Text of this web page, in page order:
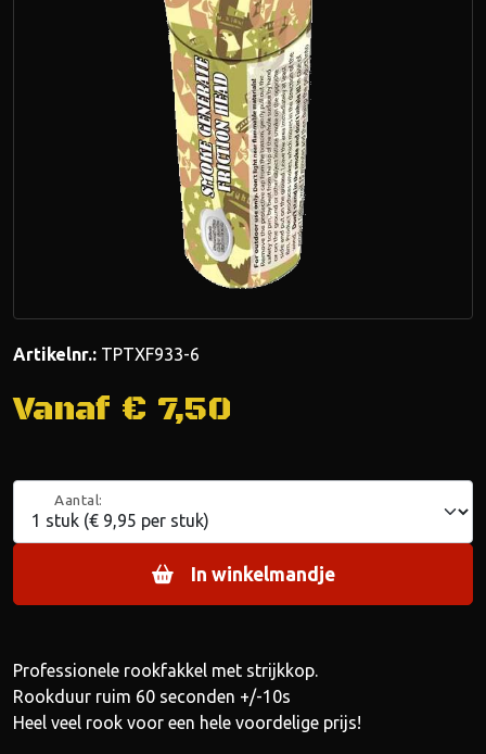
Artikelnr.: TPTXF933-6
Vanaf € 7,50
Aantal:
In winkelmandje
Professionele rookfakkel met strijkkop.
Rookduur ruim 60 seconden +/-10s
Heel veel rook voor een hele voordelige prijs!